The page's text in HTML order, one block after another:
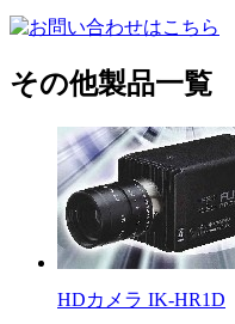
その他製品一覧
HDカメラ IK-HR1D